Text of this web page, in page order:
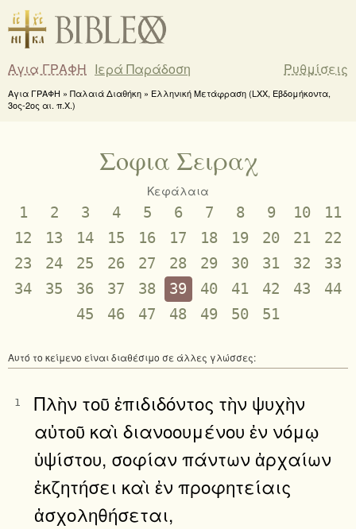
Αγια ΓΡΑΦΗ Ιερά Παράδοση Ρυθμίσεις
Αγια ΓΡΑΦΗ » Παλαιά Διαθήκη » Ελληνική Μετάφραση (LXX, Εβδομήκοντα,
3ος-2ος αι. π.Χ.)
Σοφια Σειραχ
Κεφάλαια
1 2 3 4 5 6 7 8 9 10
11
12
13 14 15 16 17 18 19 20 21
22
23
24 25 26 27 28 29 30 31 32
33
34
35 36 37 38 39 40 41 42 43
44
45
46 47 48 49 50 51
Αυτό το κείμενο είναι διαθέσιμο σε άλλες γλώσσες:
1
Πλὴν τοῦ ἐπιδιδόντος τὴν ψυχὴν
αὐτοῦ καὶ διανοουμένου ἐν νόμῳ
ὑψίστου, σοφίαν πάντων ἀρχαίων
ἐκζητήσει καὶ ἐν προφητείαις
ἀσχοληθήσεται,